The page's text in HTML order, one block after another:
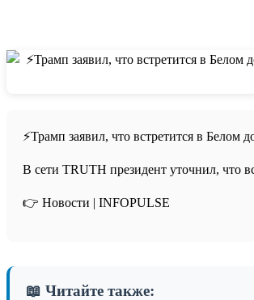
⚡️Трамп заявил, что встретится в
В сети TRUTH президент уточнил, что
👉 Новости | INFOPULSE⁩
📖 Читайте также: